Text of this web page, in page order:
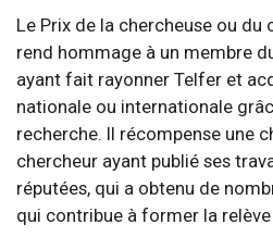
Le Prix de la chercheuse ou du
rend hommage à un membre
ayant fait rayonner Telfer et
nationale ou internationale
recherche. Il récompense une
chercheur ayant publié ses
réputées, qui a obtenu de
qui contribue à former la